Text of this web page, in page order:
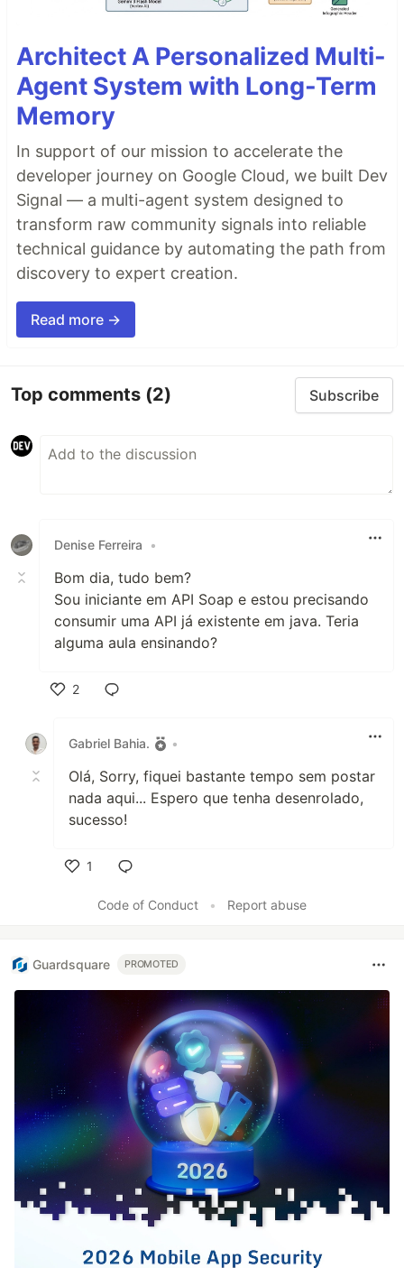
Architect A Personalized Multi-
Agent System with Long-Term
Memory
In support of our mission to accelerate the
developer journey on Google Cloud, we built Dev
Signal — a multi-agent system designed to
transform raw community signals into reliable
technical guidance by automating the path from
discovery to expert creation.
Read more →
Top comments (2) Subscribe
Denise Ferreira •
Bom dia, tudo bem?
Sou iniciante em API Soap e estou precisando
consumir uma API já existente em java. Teria
alguma aula ensinando?
2
Gabriel Bahia.
•
Olá, Sorry, fiquei bastante tempo sem postar
nada aqui... Espero que tenha desenrolado,
sucesso!
1
Code of Conduct
• Report abuse
Guardsquare PROMOTED